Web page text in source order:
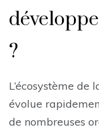
?
L’écosystème
évolue
de nombreuses